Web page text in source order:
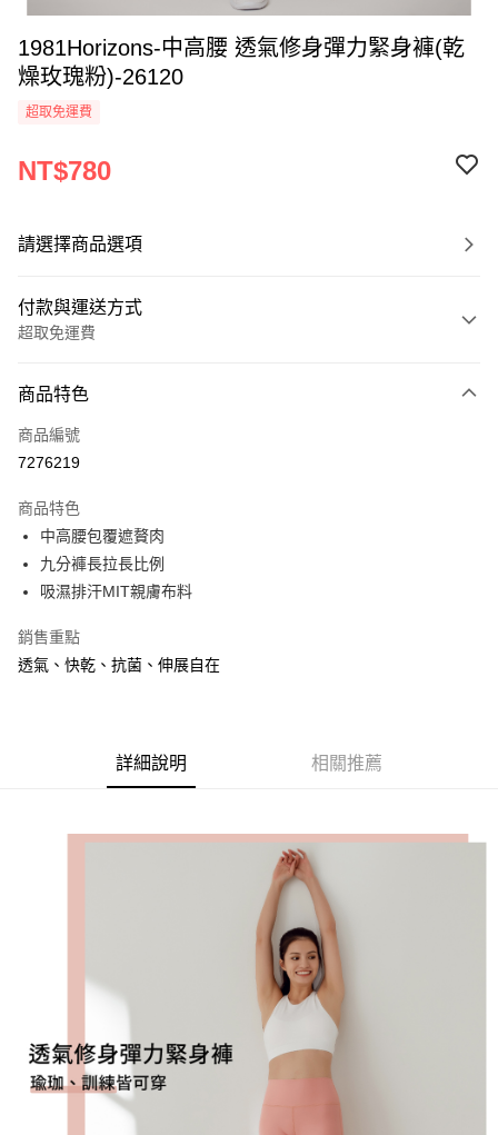
1981Horizons-中高腰 透氣修身彈力緊身褲(乾
燥玫瑰粉)-26120
超取免運費
NT$780
請選擇商品選項
付款與運送方式
超取免運費
信用卡一次付款
超商取貨付款
Apple Pay
街口支付
運送方式
付款後全家取貨
7-11取貨(快速到店)
宅配
免運費
商品特色
商品編號
7276219
商品特色
中高腰包覆遮贅肉
九分褲長拉長比例
吸濕排汗MIT親膚布料
銷售重點
透氣、快乾、抗菌、伸展自在
詳細說明 相關推薦